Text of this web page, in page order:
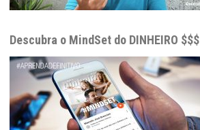
Descubra o MindSet do DINHEIRO $$$